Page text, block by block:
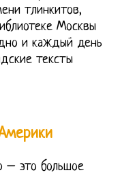
тлинкитов,
Москвы
и каждый день
тексты
– это большое